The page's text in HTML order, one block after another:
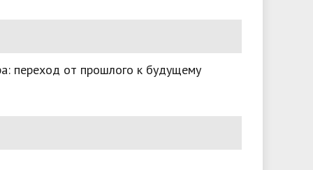
переход от прошлого к будущему